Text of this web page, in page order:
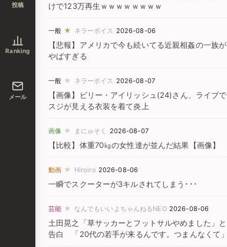
投稿
Ranking
メール
けで123万再生ｗｗｗｗｗｗｗｗ
一般 ★ ネラーボイス 2026-08-06
【悲報】アメリカで今も続いてる近親相姦の一族が
やばすぎる
一般 ★ ネラーボイス 2026-08-07
【画像】ビリー・アイリッシュ(24)さん、ライブで
スジが見える衣装を着て炎上
画像 ★ まにゅそく 2026-08-07
【比較】体重70㎏の女性達が並んだ結果【画像】
動画 ★ Hiroiro 2026-08-06
一瞬でスクーターが3キルされてしまう･･･
芸能 ★ なんでもいいよちゃんねるNEO 2026-08-06
土田晃之「草サッカーとフットサルやめました」と
告白 「20代の若手が来るんです。つまんなくて」